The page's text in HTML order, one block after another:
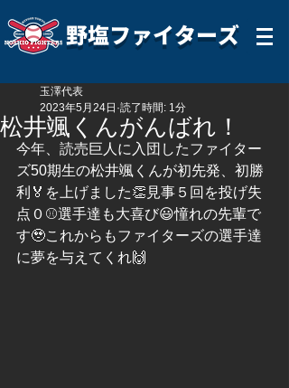
野塩ファイターズ
松井颯くんがんばれ！
玉澤代表
2023年5月24日 読了時間: 1分
今年、読売巨人に入団したファイター
ズ50期生の松井颯くんが初先発、初勝
利🏅を上げました👏見事５回を投げ失
点０⚾️選手達も大喜び😃憧れの先輩で
す🥹これからもファイターズの選手達
に夢を与えてくれ🙌